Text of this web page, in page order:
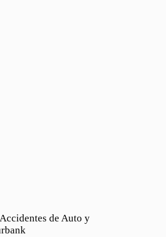
de Auto y